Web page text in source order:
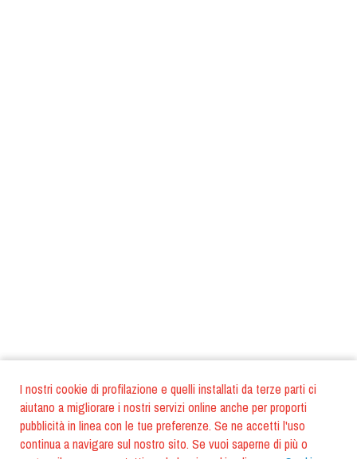
I nostri cookie di profilazione e quelli installati da terze parti ci
aiutano a migliorare i nostri servizi online anche per proporti
pubblicità in linea con le tue preferenze. Se ne accetti l'uso
continua a navigare sul nostro sito. Se vuoi saperne di più o